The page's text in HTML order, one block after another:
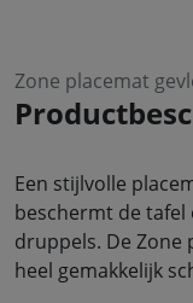
Zone placemat
Een stijlvolle
beschermt de tafel
druppels. De Zone
heel gemakkelijk